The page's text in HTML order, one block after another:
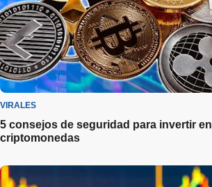
VIRALES
5 consejos de seguridad para invertir en
criptomonedas